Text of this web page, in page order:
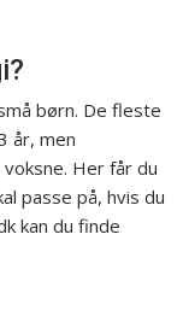
børn. De fleste
år, men
Her får du
passe på, hvis du
kan du finde